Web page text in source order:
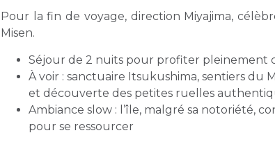
Pour la fin de voyage, direction Miyajima,
Misen.
Séjour de 2 nuits pour profiter pleinement
À voir : sanctuaire Itsukushima, sentiers du
et découverte des petites ruelles
Ambiance slow : l’île, malgré sa notoriété,
pour se ressourcer